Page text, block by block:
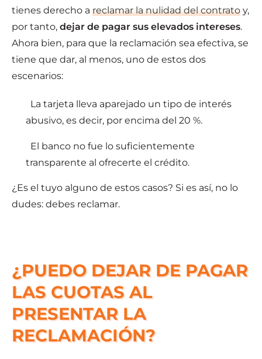
tienes derecho a reclamar la nulidad del contrato y,
por tanto, dejar de pagar sus elevados intereses.
Ahora bien, para que la reclamación sea efectiva, se
tiene que dar, al menos, uno de estos dos
escenarios:
La tarjeta lleva aparejado un tipo de interés
abusivo, es decir, por encima del 20 %.
El banco no fue lo suficientemente
transparente al ofrecerte el crédito.
¿Es el tuyo alguno de estos casos? Si es así, no lo
dudes: debes reclamar.
¿PUEDO DEJAR DE PAGAR
LAS CUOTAS AL
PRESENTAR LA
RECLAMACIÓN?